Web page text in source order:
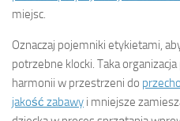
miejsc.
Oznaczaj pojemniki etykietami,
potrzebne klocki. Taka
harmonii w przestrzeni do
jakość zabawy i mniejsze